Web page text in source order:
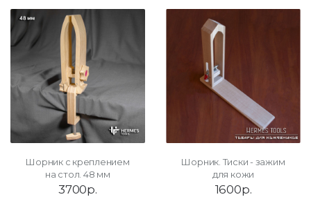
Шорник с креплением
на стол. 48 мм
3700р.
Шорник. Тиски - зажим
для кожи
1600р.